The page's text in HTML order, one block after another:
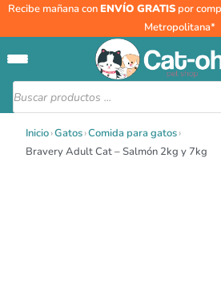
Recibe mañana conENVÍO GRATIS por
Metropolitana*
Búsqueda
de
productos
Inicio›Gatos›Comida para gatos›
Bravery Adult Cat – Salmón 2kg y 7kg
Bravery
-
Salmón
2kg
7kg
cantidad